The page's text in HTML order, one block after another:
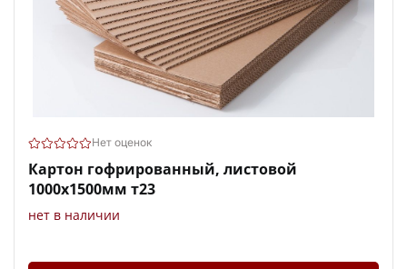
Нет оценок
Картон гофрированный, листовой
1000х1500мм т23
нет в наличии